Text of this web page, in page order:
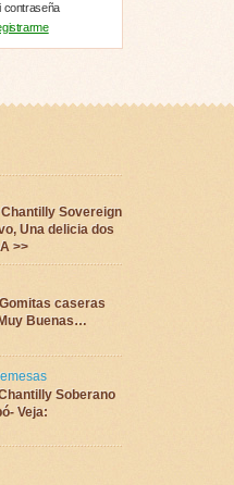
contraseña
Sovereign
Una delicia dos
>>
caseras
Buenas…
Soberano
Veja: